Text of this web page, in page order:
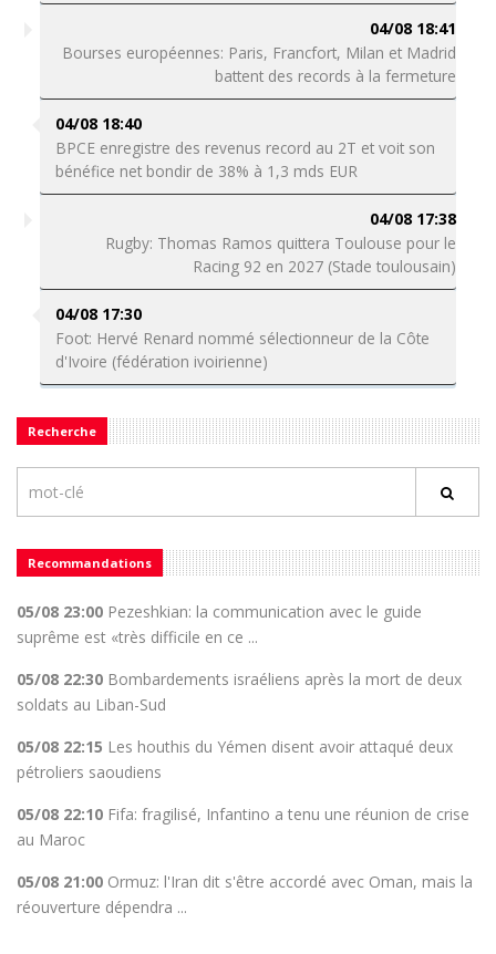
04/08 18:41
Bourses européennes: Paris, Francfort, Milan et Madrid
battent des records à la fermeture
04/08 18:40
BPCE enregistre des revenus record au 2T et voit son
bénéfice net bondir de 38% à 1,3 mds EUR
04/08 17:38
Rugby: Thomas Ramos quittera Toulouse pour le
Racing 92 en 2027 (Stade toulousain)
04/08 17:30
Foot: Hervé Renard nommé sélectionneur de la Côte
d'Ivoire (fédération ivoirienne)
Recherche
Recommandations
05/08 23:00 Pezeshkian: la communication avec le guide
suprême est «très difficile en ce ...
05/08 22:30 Bombardements israéliens après la mort de deux
soldats au Liban-Sud
05/08 22:15 Les houthis du Yémen disent avoir attaqué deux
pétroliers saoudiens
05/08 22:10 Fifa: fragilisé, Infantino a tenu une réunion de crise
au Maroc
05/08 21:00 Ormuz: l'Iran dit s'être accordé avec Oman, mais la
réouverture dépendra ...